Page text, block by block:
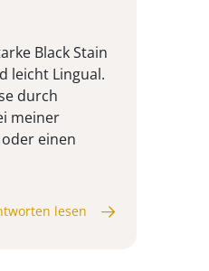
Black Stain
leicht Lingual.
durch
meiner
einen
lesen